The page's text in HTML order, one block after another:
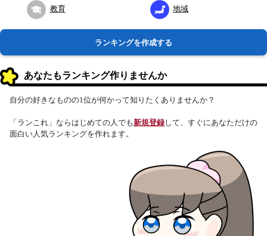
教育 地域
ランキングを作成する
あなたもランキング作りませんか
自分の好きなものの1位が何かって知りたくありませんか？
「ランこれ」ならはじめての人でも新規登録して、すぐにあなただけの
面白い人気ランキングを作れます。